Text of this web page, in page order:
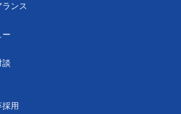
ンス
ー
談
用